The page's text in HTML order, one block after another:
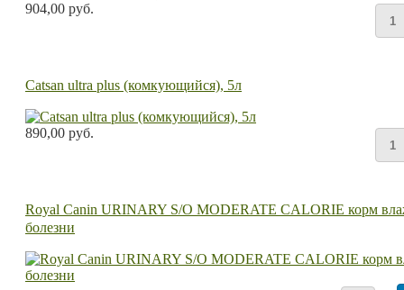
904,00 руб.
Catsan ultra plus (комкующийся), 5л
890,00 руб.
Royal Canin URINARY S/O MODERATE CALORIE корм
болезни